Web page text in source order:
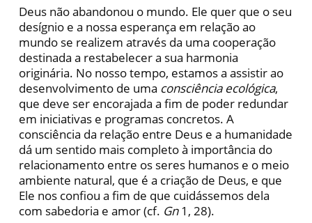
Deus não abandonou o mundo. Ele quer que o seu
desígnio e a nossa esperança em relação ao
mundo se realizem através da uma cooperação
destinada a restabelecer a sua harmonia
originária. No nosso tempo, estamos a assistir ao
desenvolvimento de uma consciência ecológica,
que deve ser encorajada a fim de poder redundar
em iniciativas e programas concretos. A
consciência da relação entre Deus e a humanidade
dá um sentido mais completo à importância do
relacionamento entre os seres humanos e o meio
ambiente natural, que é a criação de Deus, e que
Ele nos confiou a fim de que cuidássemos dela
com sabedoria e amor (cf. Gn1, 28).